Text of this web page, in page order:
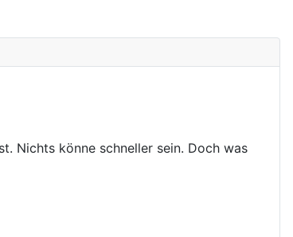
Nichts könne schneller sein. Doch was